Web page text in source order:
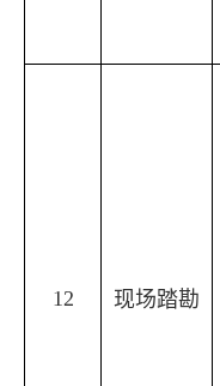
12 现场踏勘